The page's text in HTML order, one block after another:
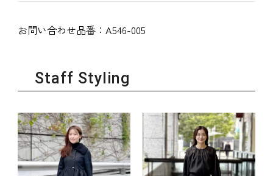
お問い合わせ品番： A546-005
Staff Styling